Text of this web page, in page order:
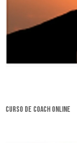
curso de coach online